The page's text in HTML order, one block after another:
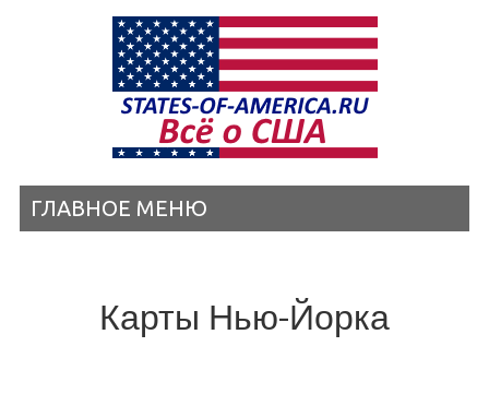
ГЛАВНОЕ МЕНЮ
Карты Нью-Йорка